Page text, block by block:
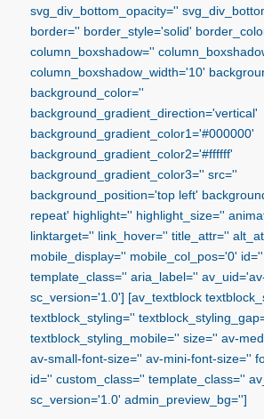
svg_div_bottom_opacity=''
border='' border_style='solid'
column_boxshadow=''
column_boxshadow_width='10'
background_color=''
background_gradient_direction='vertical'
background_gradient_color1='#000000'
background_gradient_color2='#ffffff'
background_gradient_color3='' src=''
background_position='top left'
repeat' highlight='' highlight_size=''
linktarget='' link_hover='' title_attr=''
mobile_display='' mobile_col_pos='0'
template_class='' aria_label=''
sc_version='1.0'] [av_textblock
textblock_styling=''
textblock_styling_mobile='' size='' av-
av-small-font-size='' av-mini-font-size=''
id='' custom_class='' template_class=''
sc_version='1.0' admin_preview_bg='']